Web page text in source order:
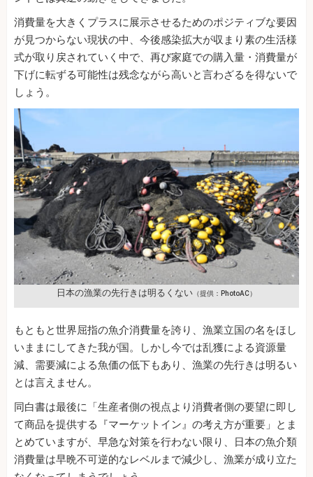
消費量を大きくプラスに展示させるためのポジティブな要因
が見つからない現状の中、今後感染拡大が収まり素の生活様
式が取り戻されていく中で、再び家庭での購入量・消費量が
下げに転ずる可能性は残念ながら高いと言わざるを得ないで
しょう。
日本の漁業の先行きは明るくない （提供：PhotoAC）
もともと世界屈指の魚介消費量を誇り、漁業立国の名をほし
いままにしてきた我が国。しかし今では乱獲による資源量
減、需要減による魚価の低下もあり、漁業の先行きは明るい
とは言えません。
同白書は最後に「生産者側の視点より消費者側の要望に即し
て商品を提供する『マーケットイン』の考え方が重要」とま
とめていますが、早急な対策を行わない限り、日本の魚介類
消費量は早晩不可逆的なレベルまで減少し、漁業が成り立た